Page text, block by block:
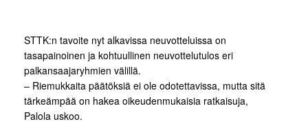
STTK:n tavoite nyt alkavissa neuvotteluissa on
tasapainoinen ja kohtuullinen neuvottelutulos eri
palkansaajaryhmien välillä.
– Riemukkaita päätöksiä ei ole odotettavissa, mutta sitä
tärkeämpää on hakea oikeudenmukaisia ratkaisuja,
Palola uskoo.